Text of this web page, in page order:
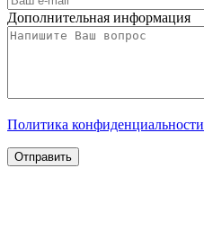
Дополнительная информация
Политика конфиденциальности